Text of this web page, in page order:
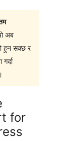
अब
हुन सक्छ र
for